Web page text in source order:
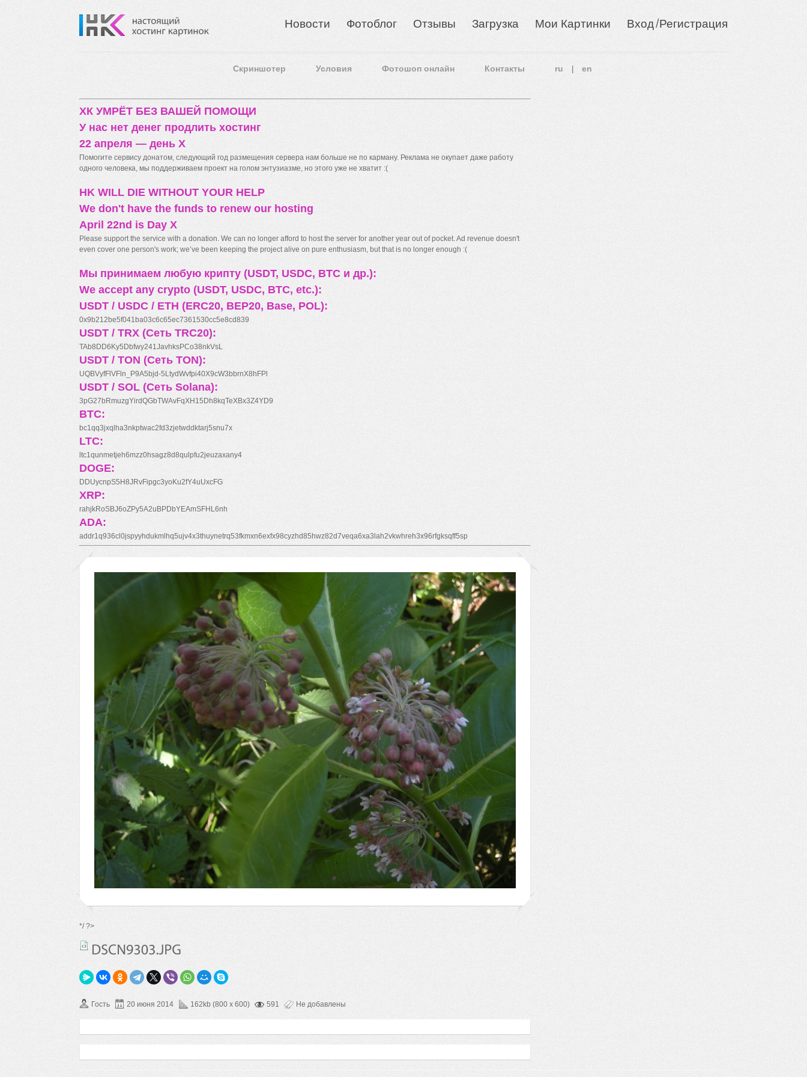
Новости Фотоблог Отзывы Загрузка Мои Картинки Вход/Регистрация
Скриншотер Условия Фотошоп онлайн Контакты ru en
ХК УМРЁТ БЕЗ ВАШЕЙ ПОМОЩИ
У нас нет денег продлить хостинг
22 апреля — день X
Помогите сервису донатом, следующий год размещения сервера нам больше не по карману. Реклама не окупает даже работу
одного человека, мы поддерживаем проект на голом энтузиазме, но этого уже не хватит :(
HK WILL DIE WITHOUT YOUR HELP
We don't have the funds to renew our hosting
April 22nd is Day X
Please support the service with a donation. We can no longer afford to host the server for another year out of pocket. Ad revenue doesn't
even cover one person's work; we’ve been keeping the project alive on pure enthusiasm, but that is no longer enough :(
Мы принимаем любую крипту (USDT, USDC, BTC и др.):
We accept any crypto (USDT, USDC, BTC, etc.):
USDT / USDC / ETH (ERC20, BEP20, Base, POL):
0x9b212be5f041ba03c6c65ec7361530cc5e8cd839
USDT / TRX (Сеть TRC20):
TAb8DD6Ky5Dbfwy241JavhksPCo38nkVsL
USDT / TON (Сеть TON):
UQBVyfFlVFln_P9A5bjd-5LtydWvfpi40X9cW3bbrnX8hFPl
USDT / SOL (Сеть Solana):
3pG27bRmuzgYirdQGbTWAvFqXH15Dh8kqTeXBx3Z4YD9
BTC:
bc1qq3jxqlha3nkptwac2fd3zjetwddktarj5snu7x
LTC:
ltc1qunmetjeh6mzz0hsagz8d8qulpfu2jeuzaxany4
DOGE:
DDUycnpS5H8JRvFipgc3yoKu2fY4uUxcFG
XRP:
rahjkRoSBJ6oZPy5A2uBPDbYEAmSFHL6nh
ADA:
addr1q936cl0jspyyhdukmlhq5ujv4x3thuynetrq53fkmxn6exfx98cyzhd85hwz82d7veqa6xa3lah2vkwhreh3x96rfgksqff5sp
*/ ?>
Гость 20 июня 2014 162kb (800 x 600) 591 Не добавлены